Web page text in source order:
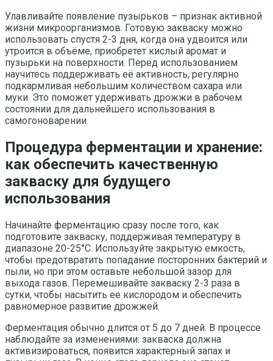
Улавливайте появление пузырьков – признак активной
жизни микроорганизмов. Готовую закваску можно
использовать спустя 2-3 дня, когда она удвоится или
утроится в объёме, приобретет кислый аромат и
пузырьки на поверхности. Перед использованием
научитесь поддерживать её активность, регулярно
подкармливая небольшим количеством сахара или
муки. Это поможет удерживать дрожжи в рабочем
состоянии для дальнейшего использования в
самогоноварении.
Процедура ферментации и хранение:
как обеспечить качественную
закваску для будущего
использования
Начинайте ферментацию сразу после того, как
подготовите закваску, поддерживая температуру в
диапазоне 20-25°C. Используйте закрытую емкость,
чтобы предотвратить попадание посторонних бактерий и
пыли, но при этом оставьте небольшой зазор для
выхода газов. Перемешивайте закваску 2-3 раза в
сутки, чтобы насытить ее кислородом и обеспечить
равномерное развитие дрожжей.
Ферментация обычно длится от 5 до 7 дней. В процессе
наблюдайте за изменениями: закваска должна
активизироваться, появится характерный запах и